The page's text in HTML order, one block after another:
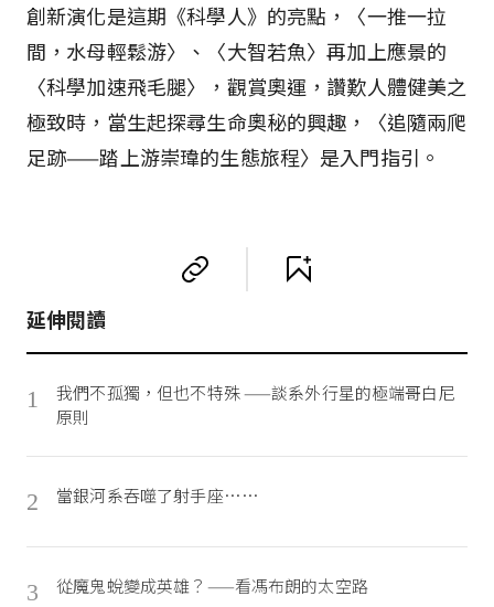
創新演化是這期《科學人》的亮點，〈一推一拉
間，水母輕鬆游〉、〈大智若魚〉再加上應景的
〈科學加速飛毛腿〉，觀賞奧運，讚歎人體健美之
極致時，當生起探尋生命奧秘的興趣，〈追隨兩爬
足跡——踏上游崇瑋的生態旅程〉是入門指引。
延伸閱讀
1
我們不孤獨，但也不特殊 ——談系外行星的極端哥白尼
原則
2 當銀河系吞噬了射手座……
3 從魔鬼蛻變成英雄？——看馮布朗的太空路